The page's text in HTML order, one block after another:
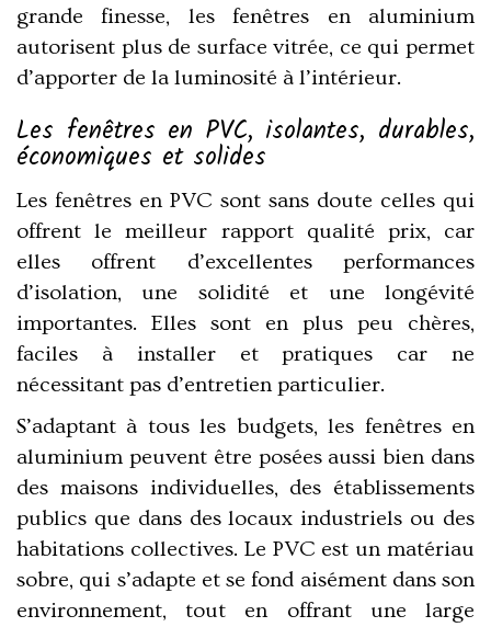
grande finesse, les fenêtres en aluminium
autorisent plus de surface vitrée, ce qui permet
d’apporter de la luminosité à l’intérieur.
Les fenêtres en PVC, isolantes, durables,
économiques et solides
Les fenêtres en PVC sont sans doute celles qui
offrent le meilleur rapport qualité prix, car
elles offrent d’excellentes performances
d’isolation, une solidité et une longévité
importantes. Elles sont en plus peu chères,
faciles à installer et pratiques car ne
nécessitant pas d’entretien particulier.
S’adaptant à tous les budgets,les fenêtres en
aluminium peuvent être posées aussi bien dans
des maisons individuelles, des établissements
publics que dans des locaux industriels ou des
habitations collectives. Le PVC est un matériau
sobre, qui s’adapte et se fond aisément dans son
environnement, tout en offrant une large